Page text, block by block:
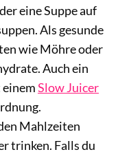
eine Suppe auf
Als gesunde
wie Möhre oder
Auch ein
Slow Juicer
Mahlzeiten
trinken. Falls du